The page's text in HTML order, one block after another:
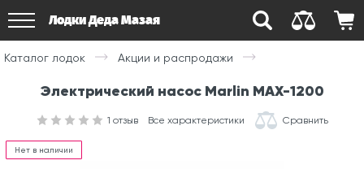
Лодки Деда Мазая
Каталог лодок Акции и распродажи
Электрический насос Marlin MAX-1200
1 отзыв Все характеристики Сравнить
Нет в наличии